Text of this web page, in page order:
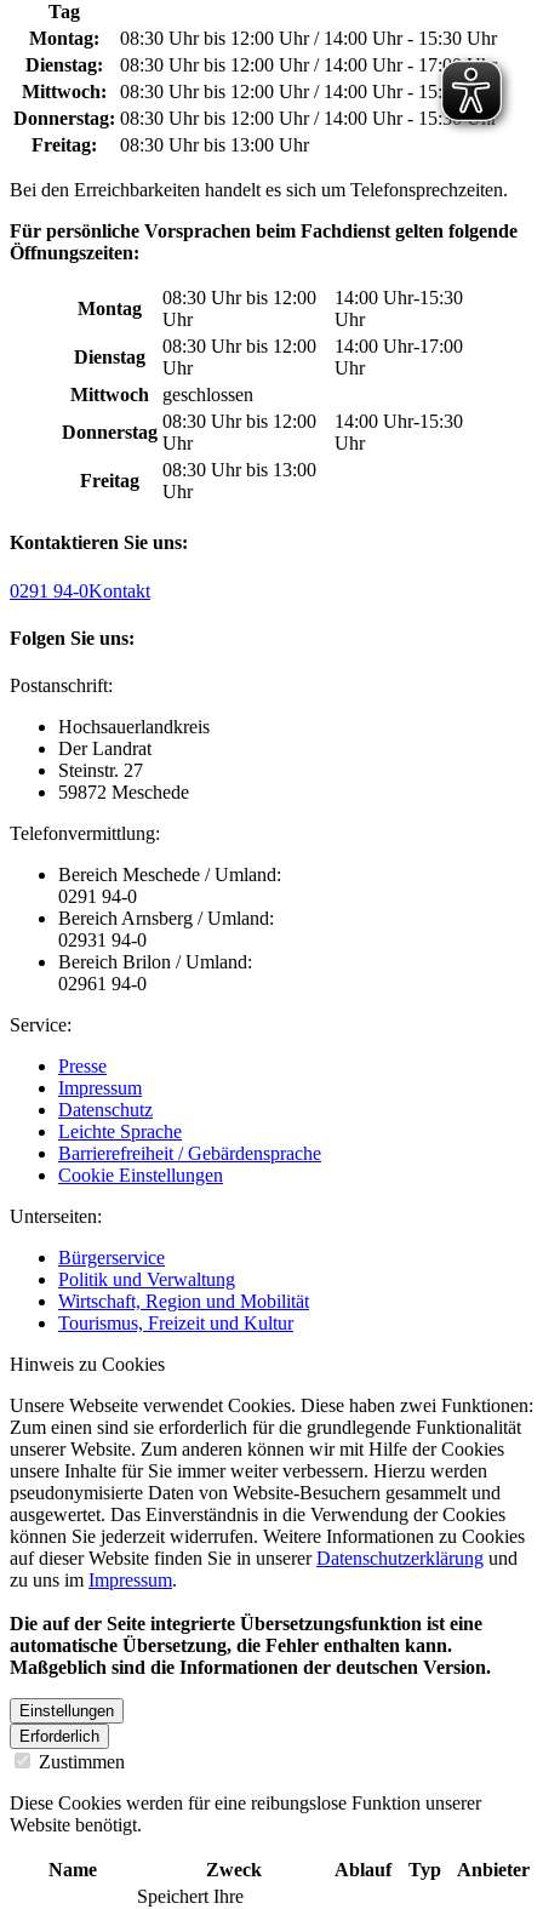
Tag
Montag:
08:30 Uhr bis 12:00 Uhr / 14:00 Uhr - 15:30 Uhr
Dienstag:
08:30 Uhr bis 12:00 Uhr / 14:00 Uhr - 17:00 Uhr
Mittwoch:
08:30 Uhr bis 12:00 Uhr / 14:00 Uhr - 15:30 Uhr
Donnerstag: 08:30 Uhr bis 12:00 Uhr / 14:00 Uhr - 15:30 Uhr
Freitag:
08:30 Uhr bis 13:00 Uhr
Bei den Erreichbarkeiten handelt es sich um Telefonsprechzeiten.
Für persönliche Vorsprachen beim Fachdienst gelten folgende
Öffnungszeiten:
Montag
08:30 Uhr bis 12:00
Uhr
14:00 Uhr-15:30
Uhr
Dienstag
08:30 Uhr bis 12:00
Uhr
14:00 Uhr-17:00
Uhr
Mittwoch
geschlossen
Donnerstag
08:30 Uhr bis 12:00
Uhr
14:00 Uhr-15:30
Uhr
Freitag
08:30 Uhr bis 13:00
Uhr
Kontaktieren Sie uns:
0291 94-0Kontakt
Folgen Sie uns:
Postanschrift:
Hochsauerlandkreis
Der Landrat
Steinstr. 27
59872 Meschede
Telefonvermittlung:
Bereich Meschede / Umland:
0291 94-0
Bereich Arnsberg / Umland:
02931 94-0
Bereich Brilon / Umland:
02961 94-0
Service:
Presse
Impressum
Datenschutz
Leichte Sprache
Barrierefreiheit / Gebärdensprache
Cookie Einstellungen
Unterseiten:
Bürgerservice
Politik und Verwaltung
Wirtschaft, Region und Mobilität
Tourismus, Freizeit und Kultur
Hinweis zu Cookies
Unsere Webseite verwendet Cookies. Diese haben zwei Funktionen:
Zum einen sind sie erforderlich für die grundlegende Funktionalität
unserer Website. Zum anderen können wir mit Hilfe der Cookies
unsere Inhalte für Sie immer weiter verbessern. Hierzu werden
pseudonymisierte Daten von Website-Besuchern gesammelt und
ausgewertet. Das Einverständnis in die Verwendung der Cookies
können Sie jederzeit widerrufen. Weitere Informationen zu Cookies
auf dieser Website finden Sie in unsererDatenschutzerklärung und
zu uns im Impressum.
Die auf der Seite integrierte Übersetzungsfunktion ist eine
automatische Übersetzung, die Fehler enthalten kann.
Maßgeblich sind die Informationen der deutschen Version.
Einstellungen
Erforderlich
Zustimmen
Diese Cookies werden für eine reibungslose Funktion unserer
Website benötigt.
Name Zweck Ablauf Typ
Anbieter
Speichert Ihre